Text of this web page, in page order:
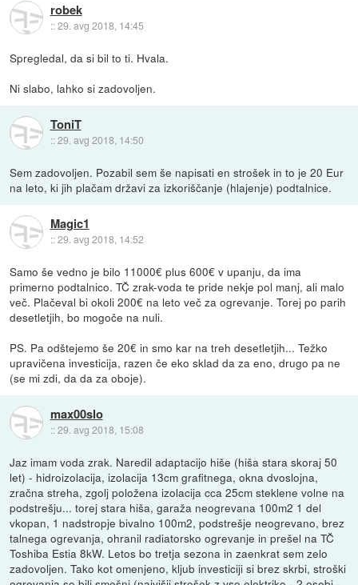
robek
::29. avg 2018, 14:45
Spregledal, da si bil to ti. Hvala.
Ni slabo, lahko si zadovoljen.
ToniT
::29. avg 2018, 14:50
Sem zadovoljen. Pozabil sem še napisati en strošek in to je 20 Eur
na leto, ki jih plačam državi za izkoriščanje (hlajenje) podtalnice.
Magic1
::29. avg 2018, 14:52
Samo še vedno je bilo 11000€ plus 600€ v upanju, da ima
primerno podtalnico. TČ zrak-voda te pride nekje pol manj, ali malo
več. Plačeval bi okoli 200€ na leto več za ogrevanje. Torej po parih
desetletjih, bo mogoče na nuli.
PS. Pa odštejemo še 20€ in smo kar na treh desetletjih... Težko
upravičena investicija, razen če eko sklad da za eno, drugo pa ne
(se mi zdi, da da za oboje).
max00slo
::29. avg 2018, 15:08
Jaz imam voda zrak. Naredil adaptacijo hiše (hiša stara skoraj 50
let) - hidroizolacija, izolacija 13cm grafitnega, okna dvoslojna,
zračna streha, zgolj položena izolacija cca 25cm steklene volne na
podstrešju... torej stara hiša, garaža neogrevana 100m2 1 del
vkopan, 1 nadstropje bivalno 100m2, podstrešje neogrevano, brez
talnega ogrevanja, ohranil radiatorsko ogrevanje in prešel na TČ
Toshiba Estia 8kW. Letos bo tretja sezona in zaenkrat sem zelo
zadovoljen. Tako kot omenjeno, kljub investiciji si brez skrbi, stroški